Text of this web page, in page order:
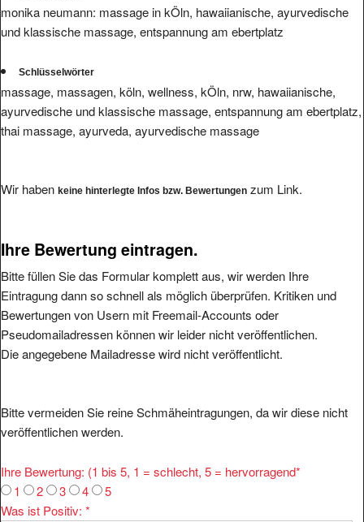
monika neumann: massage in kÖln, hawaiianische, ayurvedische
und klassische massage, entspannung am ebertplatz
Schlüsselwörter
massage, massagen, köln, wellness, kÖln, nrw, hawaiianische,
ayurvedische und klassische massage, entspannung am ebertplatz,
thai massage, ayurveda, ayurvedische massage
Wir haben keine hinterlegte Infos bzw. Bewertungen zum Link.
Ihre Bewertung eintragen.
Bitte füllen Sie das Formular komplett aus, wir werden Ihre
Eintragung dann so schnell als möglich überprüfen. Kritiken und
Bewertungen von Usern mit Freemail-Accounts oder
Pseudomailadressen können wir leider nicht veröffentlichen.
Die angegebene Mailadresse wird nicht veröffentlicht.
Bitte vermeiden Sie reine Schmäheintragungen, da wir diese nicht
veröffentlichen werden.
Ihre Bewertung: (1 bis 5, 1 = schlecht, 5 = hervorragend*
1
2 3 4
5
Was ist Positiv: *